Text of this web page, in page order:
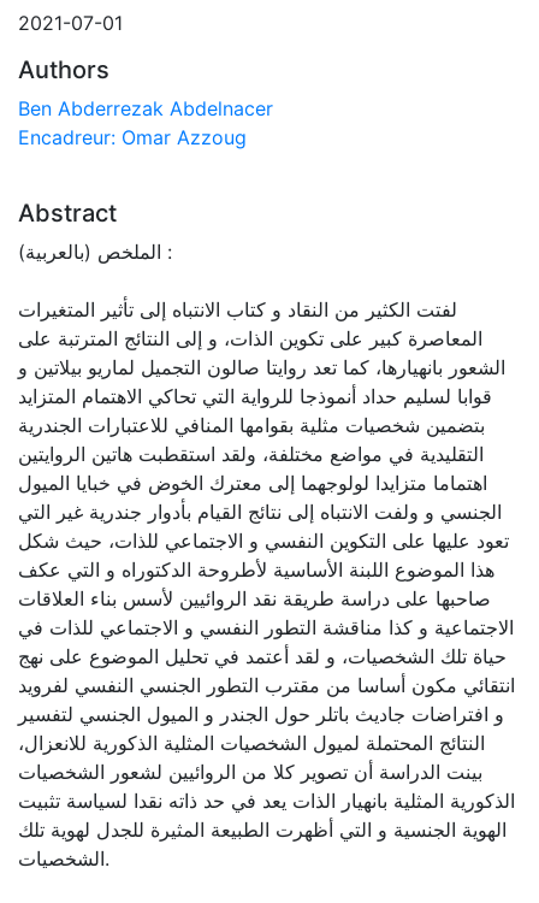
2021-07-01
Authors
Ben Abderrezak Abdelnacer
Encadreur: Omar Azzoug
Abstract
الملخص (بالعربية) :
لفتت الكثير من النقاد و كتاب الانتباه إلى تأثير المتغيرات
المعاصرة كبير على تكوين الذات، و إلى النتائج المترتبة على
الشعور بانهيارها، كما تعد روايتا صالون التجميل لماريو بيلاتين و
قوابا لسليم حداد أنموذجا للرواية التي تحاكي الاهتمام المتزايد
بتضمين شخصيات مثلية بقوامها المنافي للاعتبارات الجندرية
التقليدية في مواضع مختلفة، ولقد استقطبت هاتين الروايتين
اهتماما متزايدا لولوجهما إلى معترك الخوض في خبايا الميول
الجنسي و ولفت الانتباه إلى نتائج القيام بأدوار جندرية غير التي
تعود عليها على التكوين النفسي و الاجتماعي للذات، حيث شكل
هذا الموضوع اللبنة الأساسية لأطروحة الدكتوراه و التي عكف
صاحبها على دراسة طريقة نقد الروائيين لأسس بناء العلاقات
الاجتماعية و كذا مناقشة التطور النفسي و الاجتماعي للذات في
حياة تلك الشخصيات، و لقد أعتمد في تحليل الموضوع على نهج
انتقائي مكون أساسا من مقترب التطور الجنسي النفسي لفرويد
و افتراضات جاديث باتلر حول الجندر و الميول الجنسي لتفسير
النتائج المحتملة لميول الشخصيات المثلية الذكورية للانعزال،
بينت الدراسة أن تصوير كلا من الروائيين لشعور الشخصيات
الذكورية المثلية بانهيار الذات يعد في حد ذاته نقدا لسياسة تثبيت
الهوية الجنسية و التي أظهرت الطبيعة المثيرة للجدل لهوية تلك
الشخصيات.